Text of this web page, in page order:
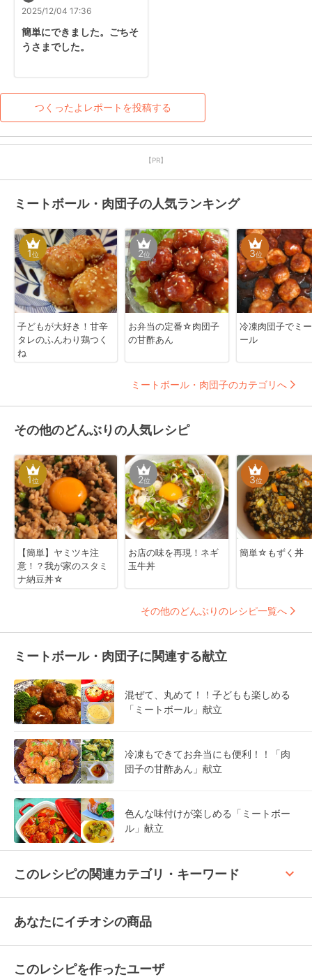
2025/12/04 17:36
簡単にできました。ごちそ
うさまでした。
つくったよレポートを投稿する
【PR】
ミートボール・肉団子の人気ランキング
1位
子どもが大好き！甘辛
タレのふんわり鶏つく
ね
2位
お弁当の定番☆肉団子
の甘酢あん
3位
冷凍肉団子でミ
ール
ミートボール・肉団子のカテゴリへ
その他のどんぶりの人気レシピ
1位
【簡単】ヤミツキ注
意！？我が家のスタミ
ナ納豆丼☆
2位
お店の味を再現！ネギ
玉牛丼
3位
簡単☆もずく丼
その他のどんぶりのレシピ一覧へ
ミートボール・肉団子に関連する献立
混ぜて、丸めて！！子どもも楽しめる
「ミートボール」献立
冷凍もできてお弁当にも便利！！「肉
団子の甘酢あん」献立
色んな味付けが楽しめる「ミートボー
ル」献立
このレシピの関連カテゴリ・キーワード keyboard_arrow_up
あなたにイチオシの商品
このレシピを作ったユーザ